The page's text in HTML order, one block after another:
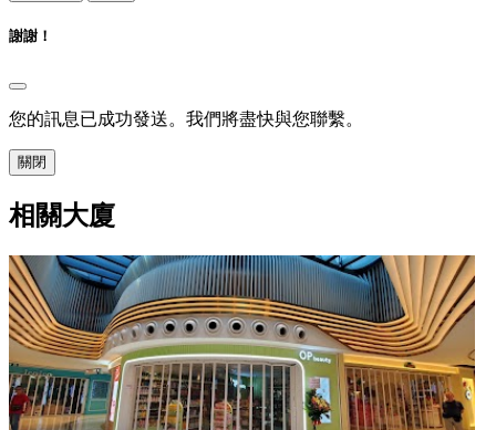
謝謝！
您的訊息已成功發送。我們將盡快與您聯繫。
關閉
相關大廈